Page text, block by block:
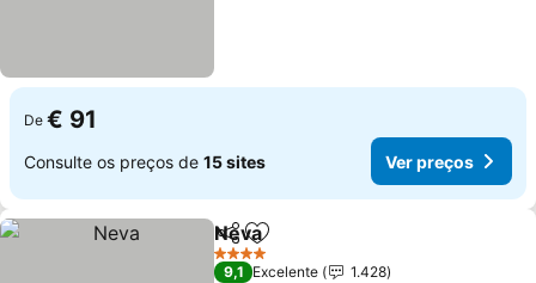
De € 91
Consulte os preços de 15 sites Ver preços
PartilharAdicionar aos favoritos
Neva
4 Estrelas
9,1 Excelente
1.428